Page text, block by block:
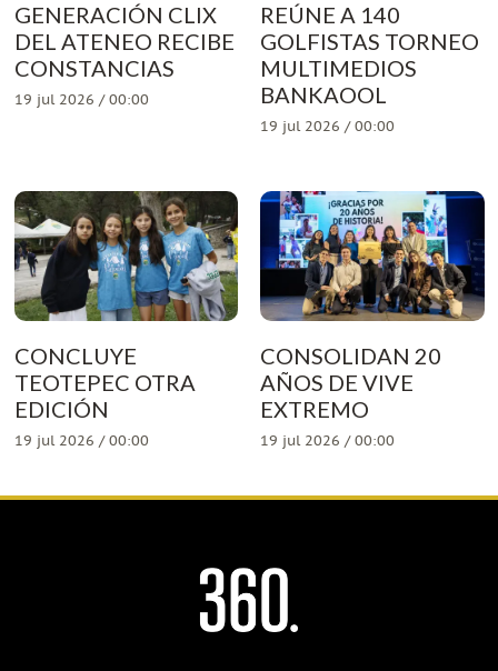
GENERACIÓN CLIX
DEL ATENEO RECIBE
CONSTANCIAS
19 jul 2026 / 00:00
REÚNE A 140
GOLFISTAS TORNEO
MULTIMEDIOS
BANKAOOL
19 jul 2026 / 00:00
CONCLUYE
TEOTEPEC OTRA
EDICIÓN
19 jul 2026 / 00:00
CONSOLIDAN 20
AÑOS DE VIVE
EXTREMO
19 jul 2026 / 00:00